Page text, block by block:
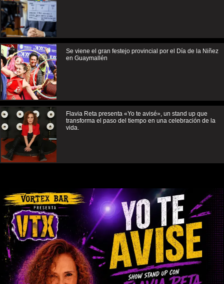
Se viene el gran festejo provincial por el Día de la Niñez
en Guaymallén
Flavia Reta presenta «Yo te avisé», un stand up que
transforma el paso del tiempo en una celebración de la
vida.